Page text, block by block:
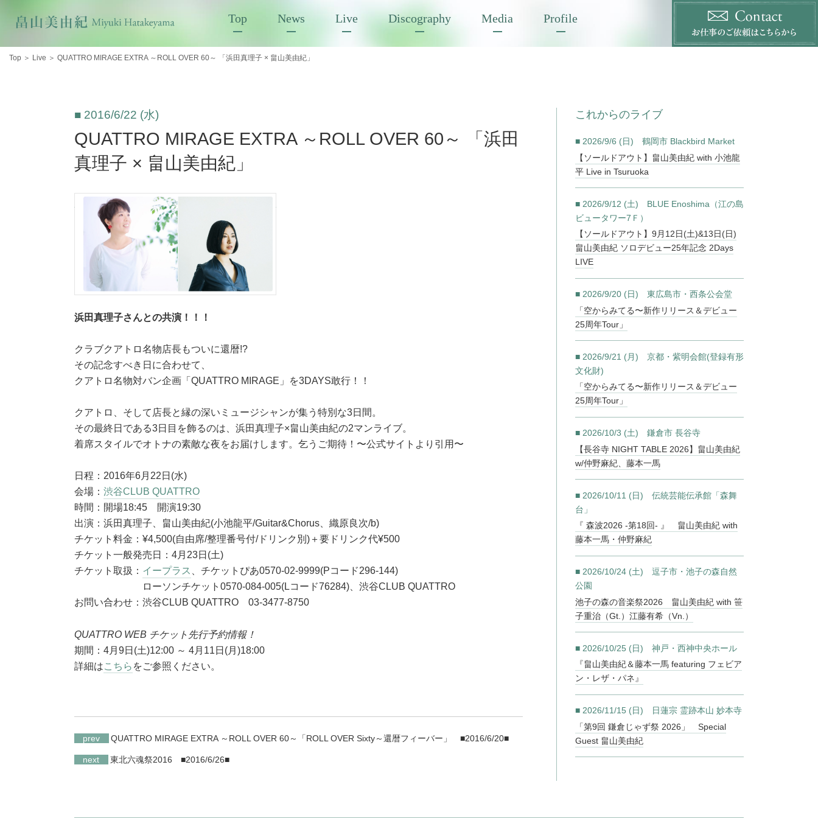
Top News Live Discography Media Profile
Top ＞ Live ＞ QUATTRO MIRAGE EXTRA ～ROLL OVER 60～ 「浜田真理子 × 畠山美由紀」
■ 2016/6/22 (水)
QUATTRO MIRAGE EXTRA ～ROLL OVER 60～ 「浜田
真理子 × 畠山美由紀」
浜田真理子さんとの共演！！！
クラブクアトロ名物店長もついに還暦!?
その記念すべき日に合わせて、
クアトロ名物対バン企画「QUATTRO MIRAGE」を3DAYS敢行！！
クアトロ、そして店長と縁の深いミュージシャンが集う特別な3日間。
その最終日である3日目を飾るのは、浜田真理子×畠山美由紀の2マンライブ。
着席スタイルでオトナの素敵な夜をお届けします。乞うご期待！〜公式サイトより引用〜
日程：2016年6月22日(水)
会場： 渋谷CLUB QUATTRO
時間：開場18:45 開演19:30
出演：浜田真理子、畠山美由紀(小池龍平/Guitar&Chorus、織原良次/b)
チケット料金：¥4,500(自由席/整理番号付/ドリンク別)＋要ドリンク代¥500
チケット一般発売日：4月23日(土)
チケット取扱： イープラス 、チケットぴあ0570-02-9999(Pコード296-144)
ローソンチケット0570-084-005(Lコード76284)、渋谷CLUB QUATTRO
お問い合わせ：渋谷CLUB QUATTRO 03-3477-8750
QUATTRO WEB チケット先行予約情報！
期間：4月9日(土)12:00 ～ 4月11日(月)18:00
詳細はこちら をご参照ください。
prev QUATTRO MIRAGE EXTRA ～ROLL OVER 60～「ROLL OVER Sixty～還暦フィーバー」 ■2016/6/20■
next 東北六魂祭2016 ■2016/6/26■
これからのライブ
■ 2026/9/6 (日) 鶴岡市 Blackbird Market
【ソールドアウト】畠山美由紀 with 小池龍
平 Live in Tsuruoka
■ 2026/9/12 (土) BLUE Enoshima（江の島
ビュータワー7Ｆ）
【ソールドアウト】9月12日(土)&13日(日)
畠山美由紀 ソロデビュー25年記念 2Days
LIVE
■ 2026/9/20 (日) 東広島市・西条公会堂
「空からみてる〜新作リリース＆デビュー
25周年Tour」
■ 2026/9/21 (月) 京都・紫明会館(登録有形
文化財)
「空からみてる〜新作リリース＆デビュー
25周年Tour」
■ 2026/10/3 (土) 鎌倉市 長谷寺
【長谷寺 NIGHT TABLE 2026】畠山美由紀
w/仲野麻紀、藤本一馬
■ 2026/10/11 (日) 伝統芸能伝承館「森舞
台」
『 森波2026 -第18回- 』 畠山美由紀 with
藤本一馬・仲野麻紀
■ 2026/10/24 (土) 逗子市・池子の森自然
公園
池子の森の音楽祭2026 畠山美由紀 with 笹
子重治（Gt.）江藤有希（Vn.）
■ 2026/10/25 (日) 神戸・西神中央ホール
『畠山美由紀＆藤本一馬 featuring フェビア
ン・レザ・パネ』
■ 2026/11/15 (日) 日蓮宗 霊跡本山 妙本寺
「第9回 鎌倉じゃず祭 2026」 Special
Guest 畠山美由紀